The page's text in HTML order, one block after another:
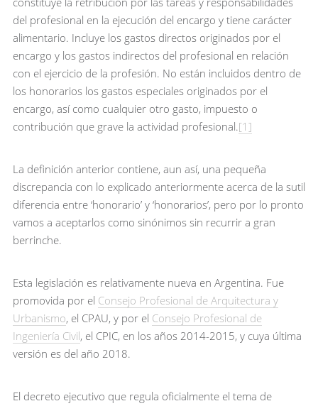
del profesional en la ejecución del encargo y tiene carácter
alimentario. Incluye los gastos directos originados por el
encargo y los gastos indirectos del profesional en relación
con el ejercicio de la profesión. No están incluidos dentro de
los honorarios los gastos especiales originados por el
encargo, así como cualquier otro gasto, impuesto o
contribución que grave la actividad profesional.[1]
La definición anterior contiene, aun así, una pequeña
discrepancia con lo explicado anteriormente acerca de la sutil
diferencia entre ‘honorario’ y ‘honorarios’, pero por lo pronto
vamos a aceptarlos como sinónimos sin recurrir a gran
berrinche.
Esta legislación es relativamente nueva en Argentina. Fue
promovida por el Consejo Profesional de Arquitectura y
Urbanismo, el CPAU, y por el Consejo Profesional de
Ingeniería Civil, el CPIC, en los años 2014-2015, y cuya última
versión es del año 2018.
El decreto ejecutivo que regula oficialmente el tema de